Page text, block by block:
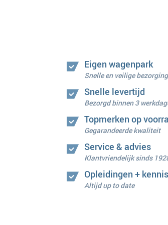
Eigen wagenpark
Snelle en veilige bezorging
Snelle levertijd
Bezorgd binnen 3
Topmerken op
Gegarandeerde kwaliteit
Service & advies
Klantvriendelijk sinds
Opleidingen + kennis
Altijd up to date